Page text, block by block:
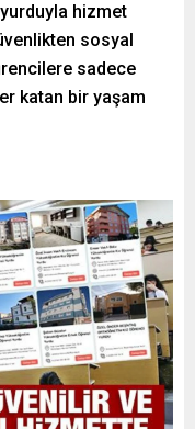
hizmet
sosyal
sadece
katan bir yaşam